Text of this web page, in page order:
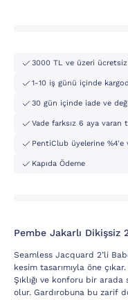
3000 TL ve üzeri ücretsiz
1-10 iş günü içinde
30 gün içinde iade ve
Vade farksız 6 aya varan
PentiClub üyelerine %4'e
Kapıda Ödeme
Pembe Jakarlı Dikişsiz
Seamless Jacquard 2’li
kesim tasarımıyla öne
Şıklığı ve konforu bir
olur. Gardırobuna bu zarif